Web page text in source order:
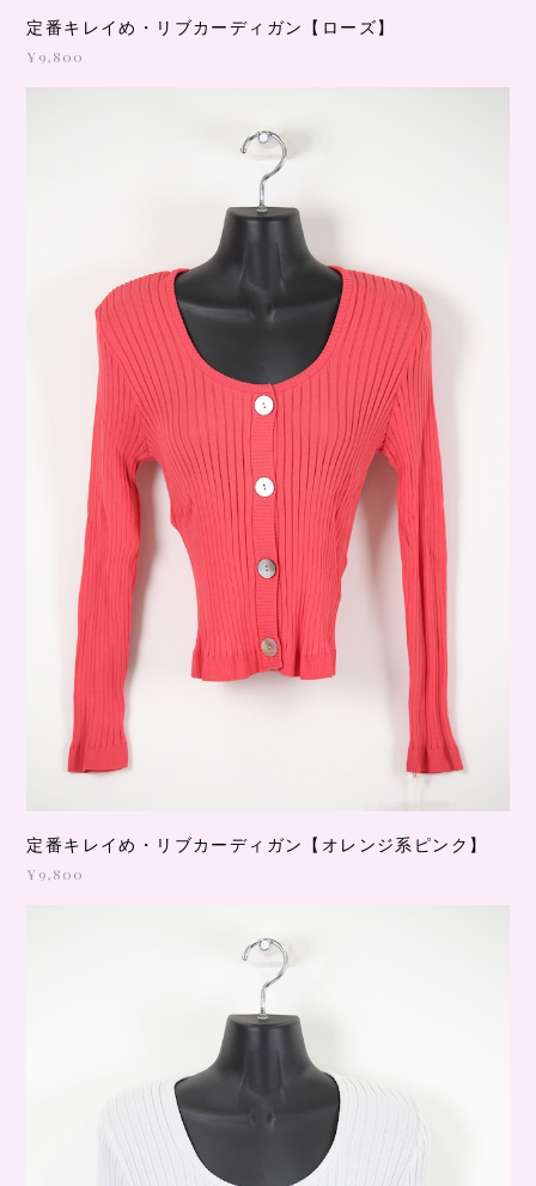
定番キレイめ・リブカーディガン【ローズ】
¥9,800
定番キレイめ・リブカーディガン【オレンジ系ピンク】
¥9,800